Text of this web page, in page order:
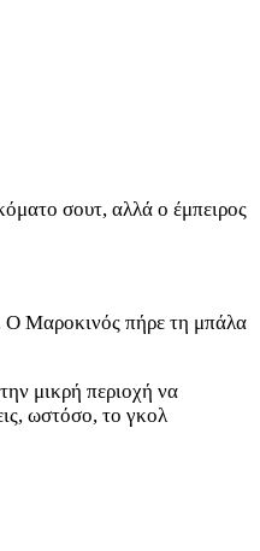
σουτ, αλλά ο έμπειρος
Ο Μαροκινός πήρε τη μπάλα
μικρή περιοχή να
ωστόσο, το γκολ